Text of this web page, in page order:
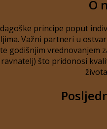
O
principe poput
Važni partneri u
godišnjim vrednovanjem
što pridonosi